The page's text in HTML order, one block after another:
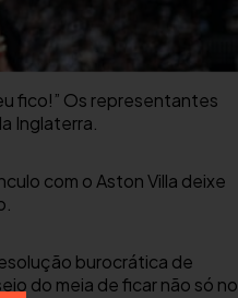
fico!” Os representantes
Inglaterra.
com o Aston Villa deixe
burocrática de
do meia de ficar não só no